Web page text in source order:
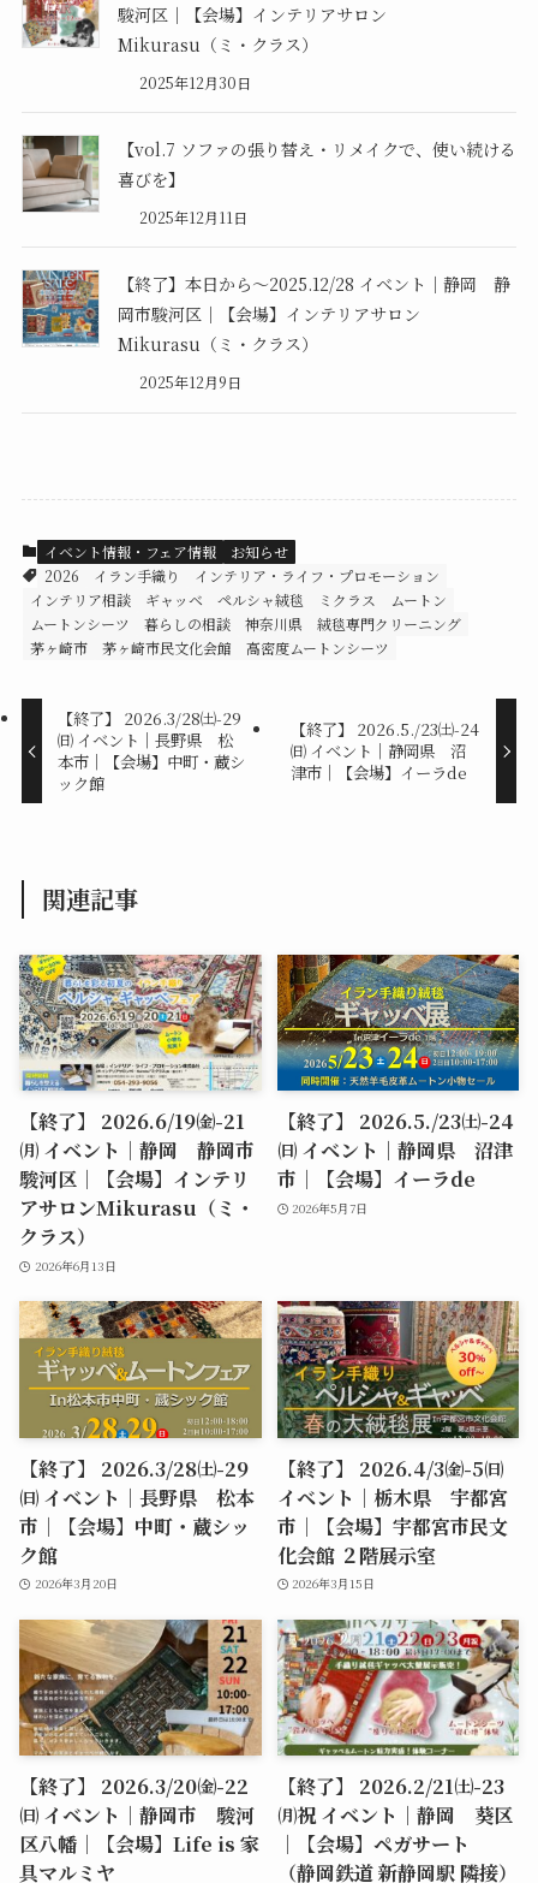
駿河区｜【会場】インテリアサロン
Mikurasu（ミ・クラス）
2025年12月30日
【vol.7 ソファの張り替え・リメイクで、使い続ける
喜びを】
2025年12月11日
【終了】本日から～2025.12/28 イベント｜静岡 静
岡市駿河区｜【会場】インテリアサロン
Mikurasu（ミ・クラス）
2025年12月9日
イベント情報・フェア情報
お知らせ
2026
イラン手織り
インテリア・ライフ・プロモーション
インテリア相談
ギャッベ ペルシャ絨毯 ミクラス
ムートン
ムートンシーツ
暮らしの相談 神奈川県
絨毯専門クリーニング
茅ヶ崎市
茅ヶ崎市民文化会館 高密度ムートンシーツ
【終了】 2026.3/28㈯-29
㈰ イベント｜長野県 松
本市｜【会場】中町・蔵シ
ック館
【終了】 2026.5./23㈯-24
㈰ イベント｜静岡県 沼
津市｜【会場】イーラde
関連記事
【終了】 2026.6/19㈮-21
㈪ イベント｜静岡 静岡市
駿河区｜【会場】インテリ
アサロンMikurasu（ミ・
クラス）
2026年6月13日
【終了】 2026.5./23㈯-24
㈰ イベント｜静岡県 沼津
市｜【会場】イーラde
2026年5月7日
【終了】 2026.3/28㈯-29
㈰ イベント｜長野県 松本
市｜【会場】中町・蔵シッ
ク館
2026年3月20日
【終了】 2026.4/3㈮-5㈰
イベント｜栃木県 宇都宮
市｜【会場】宇都宮市民文
化会館 ２階展示室
2026年3月15日
【終了】 2026.3/20㈮-22
㈰ イベント｜静岡市 駿河
区八幡｜【会場】Life is 家
具マルミヤ
【終了】 2026.2/21㈯-23
㈪祝 イベント｜静岡 葵区
｜【会場】ペガサート
（静岡鉄道 新静岡駅 隣接）